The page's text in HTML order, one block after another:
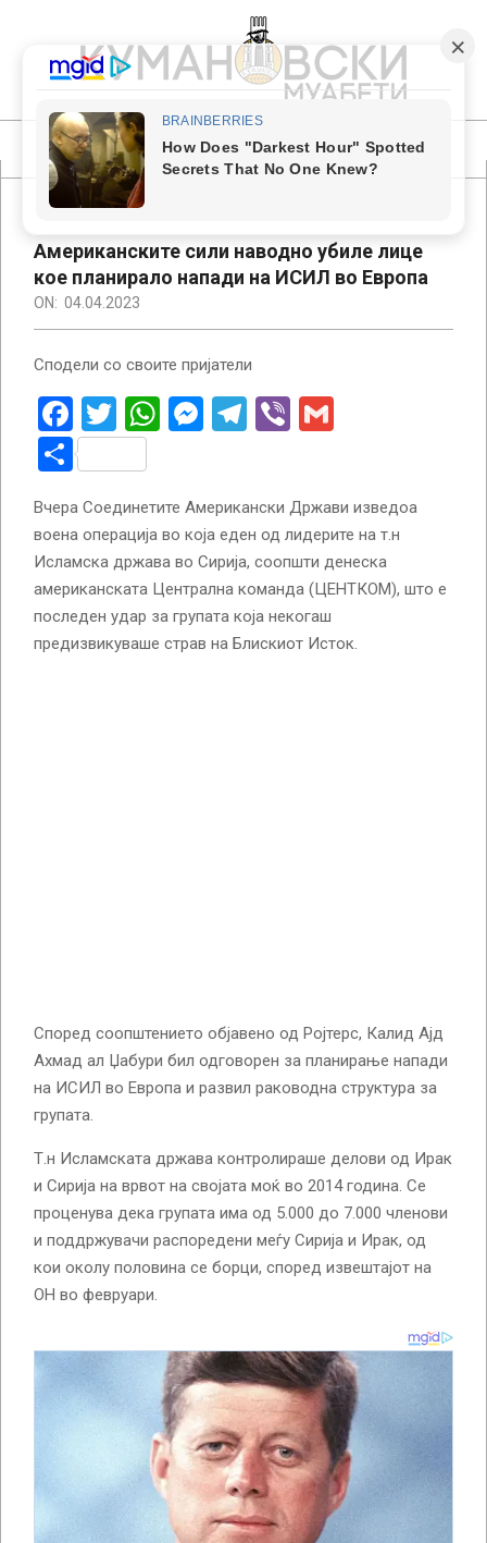
content
КУМАНОВСКИ
МУАБЕТИ
Primary
Navigation
Американските сили наводно убиле лице
кое планирало напади на ИСИЛ во Европа
ON: 04.04.2023
Сподели со своите пријатели
Facebook
Twitter
WhatsApp
Messenger
Telegram
Viber
Share
Вчера Соединетите Американски Држави изведоа
воена операција во која еден од лидерите на т.н
Исламска држава во Сирија, соопшти денеска
американската Централна команда (ЦЕНТКОМ), што е
последен удар за групата која некогаш
предизвикуваше страв на Блискиот Исток.
Според соопштението објавено од Ројтерс, Калид Ајд
Ахмад ал Џабури бил одговорен за планирање напади
на ИСИЛ во Европа и развил раководна структура за
групата.
Т.н Исламската држава контролираше делови од Ирак
и Сирија на врвот на својата моќ во 2014 година. Се
проценува дека групата има од 5.000 до 7.000 членови
и поддржувачи распоредени меѓу Сирија и Ирак, од
кои околу половина се борци, според извештајот на
ОН во февруари.